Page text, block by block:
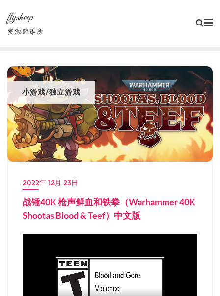
content
flysheep
资源避难所
小游戏/独立游戏
2022年 12月 23日
战锤40K 枪声鲜血和铁拳（Warhammer 40K
Shootas Blood & Teef）中文版